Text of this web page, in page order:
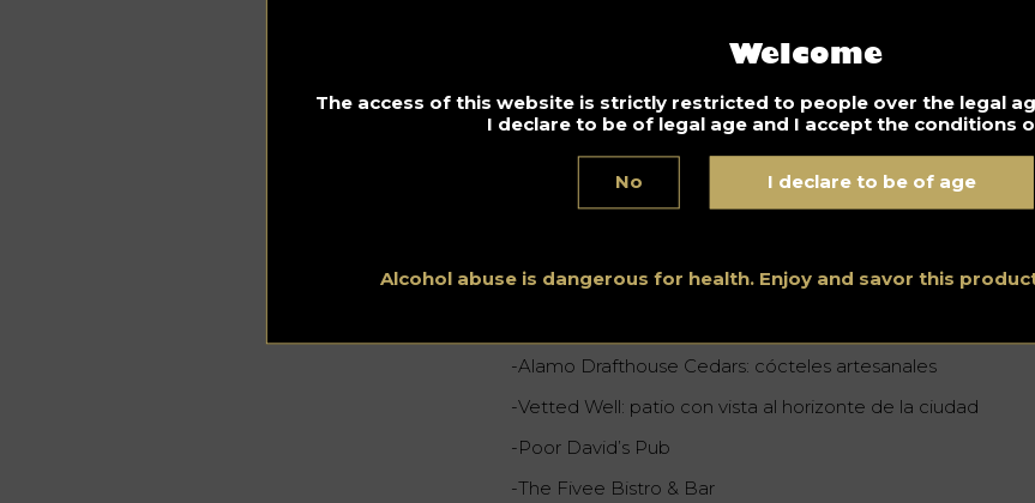
Welcome
The access of this website is strictly restricted to people over the legal
I declare to be of legal age and I accept the conditions
No I declare to be of age
Alcohol abuse is dangerous for health. Enjoy and savor this
-Virgin Hotels Dallas, The Common Club.
-Pie Tap
-The Charles / Bar Charles
-The Mexican
-Alamo Drafthouse Cedars: cócteles artesanales
-Vetted Well: patio con vista al horizonte de la ciudad
-Poor David’s Pub
-The Fivee Bistro & Bar